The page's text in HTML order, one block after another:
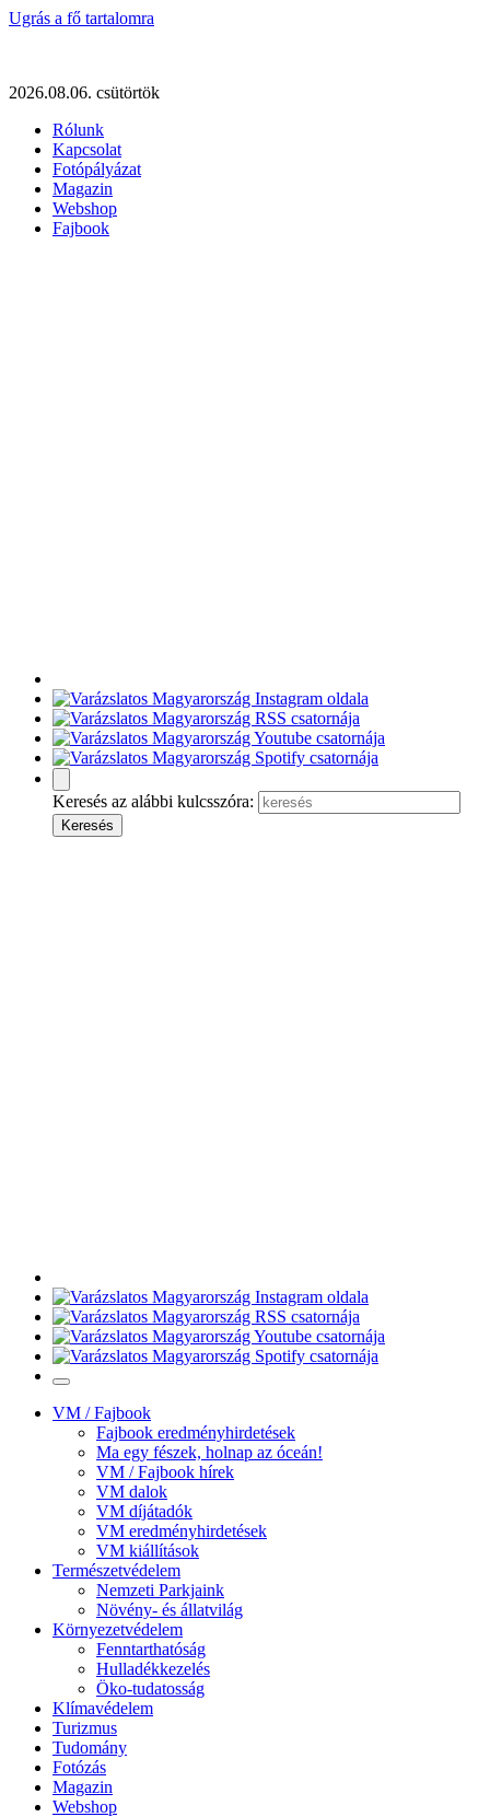
Ugrás a fő tartalomra
2026.08.06. csütörtök
Rólunk
Kapcsolat
Fotópályázat
Magazin
Webshop
Fajbook
Keresés az alábbi kulcsszóra:
VM / Fajbook
Fajbook eredményhirdetések
Ma egy fészek, holnap az óceán!
VM / Fajbook hírek
VM dalok
VM díjátadók
VM eredményhirdetések
VM kiállítások
Természetvédelem
Nemzeti Parkjaink
Növény- és állatvilág
Környezetvédelem
Fenntarthatóság
Hulladékkezelés
Öko-tudatosság
Klímavédelem
Turizmus
Tudomány
Fotózás
Magazin
Webshop